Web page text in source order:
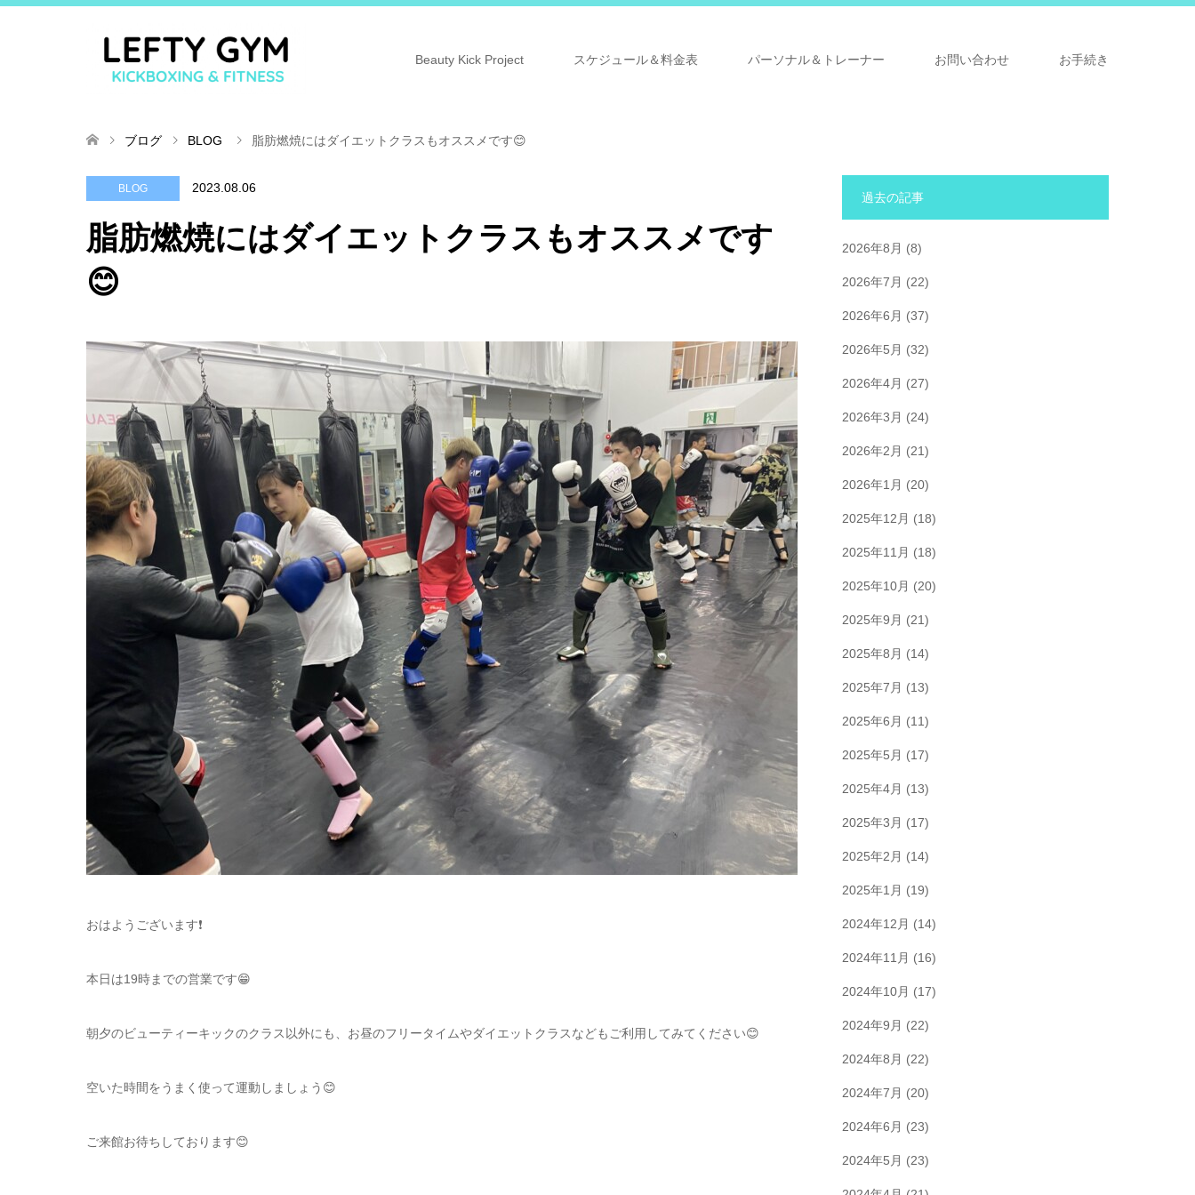
Beauty Kick Project スケジュール＆料金表 パーソナル＆トレーナー お問い合わせ お手続き
ブログ BLOG 脂肪燃焼にはダイエットクラスもオススメです😊
BLOG 2023.08.06
脂肪燃焼にはダイエットクラスもオススメです
😊
おはようございます❗️
本日は19時までの営業です😁
朝夕のビューティーキックのクラス以外にも、お昼のフリータイムやダイエットクラスなどもご利用してみてください😊
空いた時間をうまく使って運動しましょう😊
ご来館お待ちしております😊
過去の記事
2026年8月 (8)
2026年7月 (22)
2026年6月 (37)
2026年5月 (32)
2026年4月 (27)
2026年3月 (24)
2026年2月 (21)
2026年1月 (20)
2025年12月 (18)
2025年11月 (18)
2025年10月 (20)
2025年9月 (21)
2025年8月 (14)
2025年7月 (13)
2025年6月 (11)
2025年5月 (17)
2025年4月 (13)
2025年3月 (17)
2025年2月 (14)
2025年1月 (19)
2024年12月 (14)
2024年11月 (16)
2024年10月 (17)
2024年9月 (22)
2024年8月 (22)
2024年7月 (20)
2024年6月 (23)
2024年5月 (23)